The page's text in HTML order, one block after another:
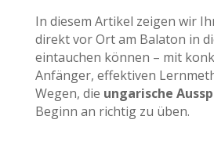
In diesem Artikel zeigen wir
direkt vor Ort am Balaton in
eintauchen können – mit
Anfänger, effektiven
Wegen, die ungarische
Beginn an richtig zu üben.